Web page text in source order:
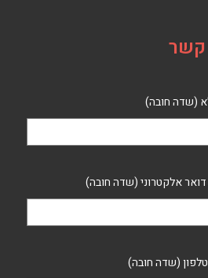
קשר
(שדה חובה)
אלקטרוני (שדה חובה)
(שדה חובה)